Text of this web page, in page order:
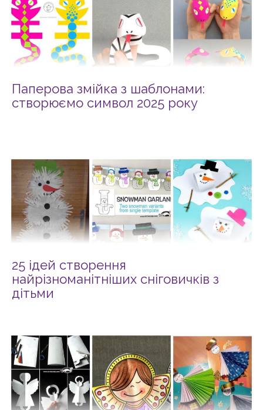
Паперова змійка з шаблонами:
створюємо символ 2025 року
25 ідей створення
найрізноманітніших сніговичків з
дітьми